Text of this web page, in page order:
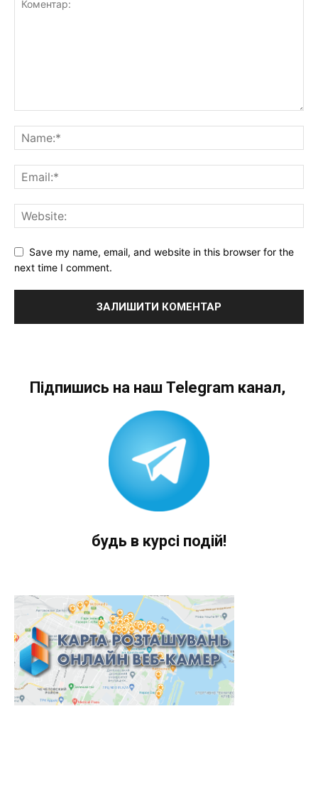
Save my name, email, and website in this browser for the
next time I comment.
Підпишись на наш Telegram канал,
будь в курсі подій!